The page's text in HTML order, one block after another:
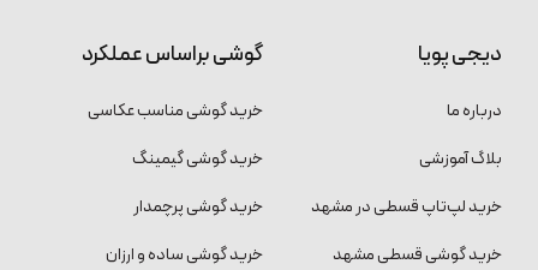
دیجی پویا
درباره ما
بلاگ آموزشی
خرید لپ‌تاپ قسطی در مشهد
خرید گوشی قسطی مشهد
گوشی براساس عملکرد
خرید گوشی مناسب عکاسی
خرید گوشی گیمینگ
خرید گوشی پرچمدار
خرید گوشی ساده و ارزان